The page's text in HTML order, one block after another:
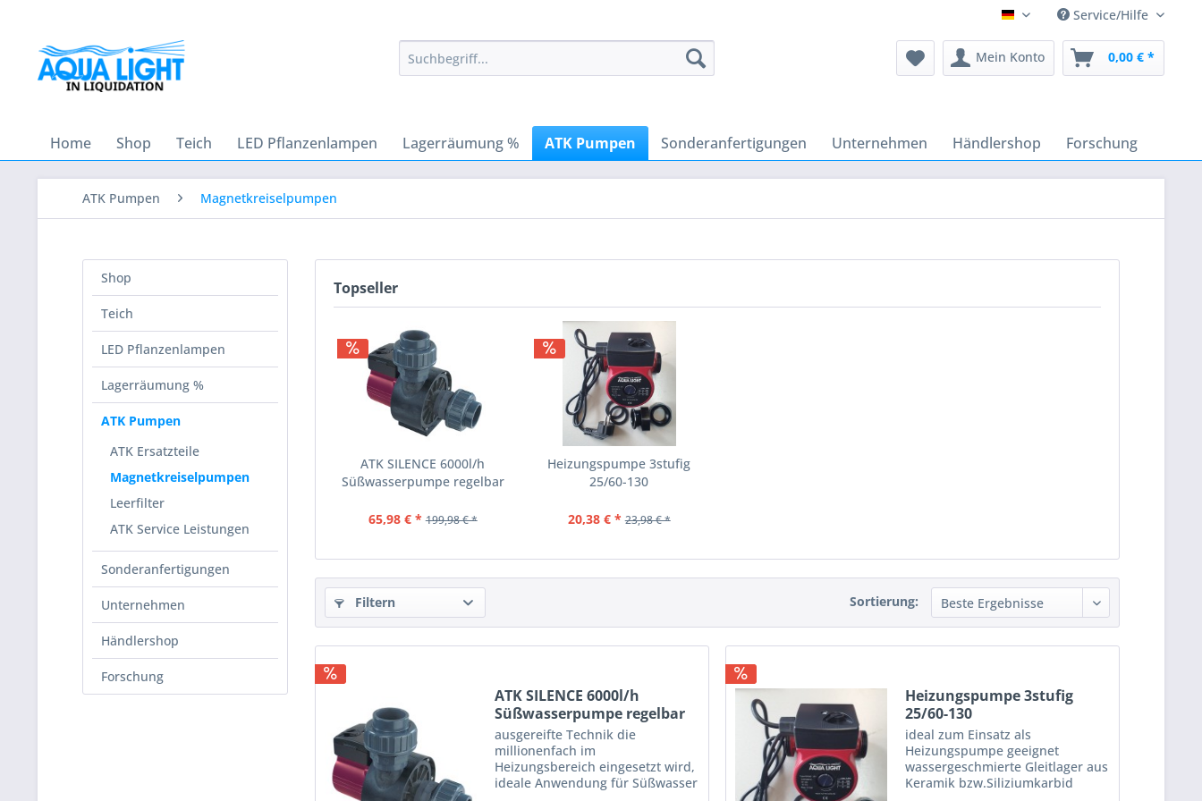
Deutsch Service/Hilfe
Mein Konto 0,00 € *
Home Shop Teich LED Pflanzenlampen Lagerräumung % ATK Pumpen Sonderanfertigungen Unternehmen Händlershop Forschung
ATK Pumpen Magnetkreiselpumpen
Shop
Teich
LED Pflanzenlampen
Lagerräumung %
ATK Pumpen
ATK Ersatzteile
Magnetkreiselpumpen
Leerfilter
ATK Service Leistungen
Sonderanfertigungen
Unternehmen
Händlershop
Forschung
Topseller
ATK SILENCE 6000l/h
Süßwasserpumpe regelbar
65,98 € * 199,98 € *
Heizungspumpe 3stufig
25/60-130
20,38 € * 23,98 € *
Filtern Sortierung:
ATK SILENCE 6000l/h
Süßwasserpumpe regelbar
ausgereifte Technik die
millionenfach im
Heizungsbereich eingesetzt wird,
ideale Anwendung für Süßwasser
Heizungspumpe 3stufig
25/60-130
ideal zum Einsatz als
Heizungspumpe geeignet
wassergeschmierte Gleitlager aus
Keramik bzw.Siliziumkarbid